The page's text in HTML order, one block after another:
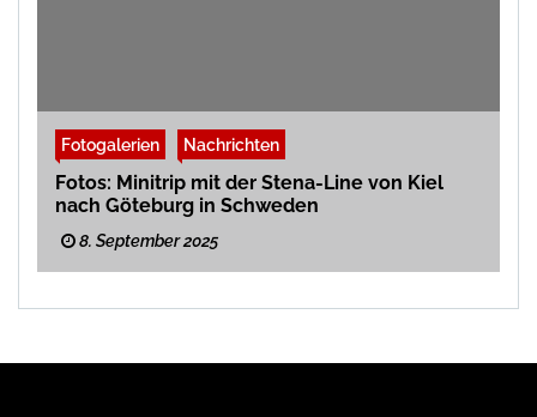
Fotogalerien Nachrichten
Fotos: Minitrip mit der Stena-Line von Kiel
nach Göteburg in Schweden
8. September 2025